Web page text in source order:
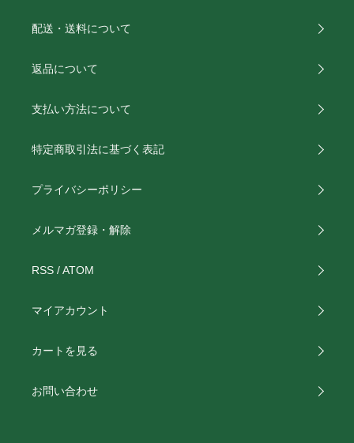
配送・送料について
返品について
支払い方法について
特定商取引法に基づく表記
プライバシーポリシー
メルマガ登録・解除
RSS /ATOM
マイアカウント
カートを見る
お問い合わせ